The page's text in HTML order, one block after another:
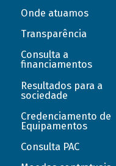
Onde atuamos
Transparência
Consulta a
financiamentos
Resultados para a
sociedade
Credenciamento de
Equipamentos
Consulta PAC